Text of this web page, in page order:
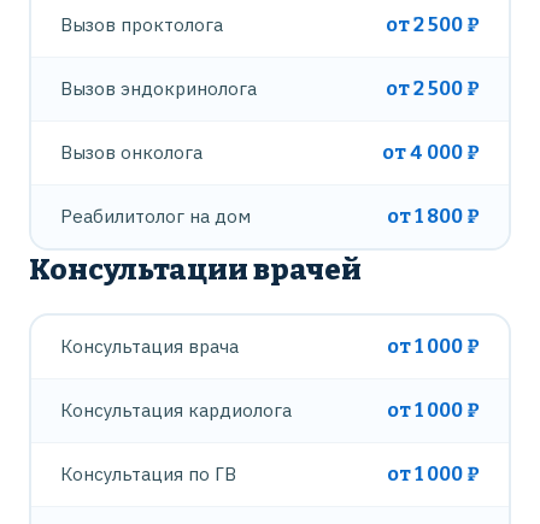
Вызов проктолога от 2 500 ₽
Вызов эндокринолога от 2 500 ₽
Вызов онколога от 4 000 ₽
Реабилитолог на дом от 1 800 ₽
Консультации врачей
Консультация врача от 1 000 ₽
Консультация кардиолога от 1 000 ₽
Консультация по ГВ от 1 000 ₽